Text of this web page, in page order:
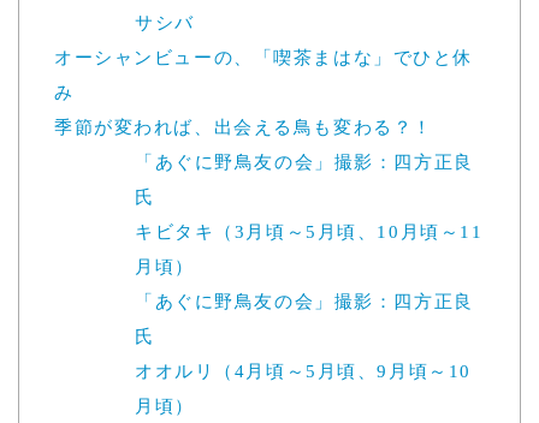
サシバ
オーシャンビューの、「喫茶まはな」でひと休
み
季節が変われば、出会える鳥も変わる？！
「あぐに野鳥友の会」撮影：四方正良
氏
キビタキ（3月頃～5月頃、10月頃～11
月頃）
「あぐに野鳥友の会」撮影：四方正良
氏
オオルリ（4月頃～5月頃、9月頃～10
月頃）